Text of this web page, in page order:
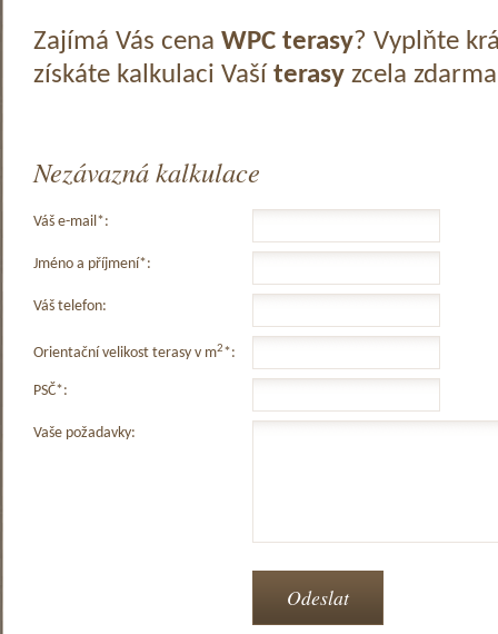
Zajímá Vás cena WPC terasy? Vyplňte
získáte kalkulaci Vaší terasyzcela
Nezávazná kalkulace
Váš e-mail*:
Jméno a příjmení*:
Váš telefon:
Orientační velikost terasy v m2*:
PSČ*:
Vaše požadavky: